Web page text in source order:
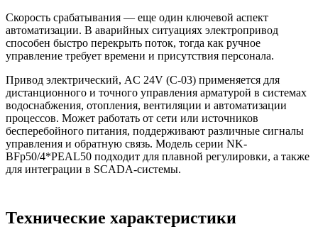
Скорость срабатывания — еще один ключевой аспект
автоматизации. В аварийных ситуациях электропривод
способен быстро перекрыть поток, тогда как ручное
управление требует времени и присутствия персонала.
Привод электрический, AC 24V (C-03) применяется для
дистанционного и точного управления арматурой в системах
водоснабжения, отопления, вентиляции и автоматизации
процессов. Может работать от сети или источников
бесперебойного питания, поддерживают различные сигналы
управления и обратную связь. Модель серии NK-
BFp50/4*PEAL50 подходит для плавной регулировки, а также
для интеграции в SCADA-системы.
Технические характеристики